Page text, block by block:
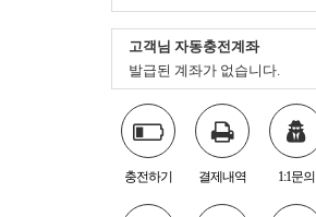
고객님 자동충전계좌
발급된 계좌가 없습니다.
충전하기 결제내역 1:1문의